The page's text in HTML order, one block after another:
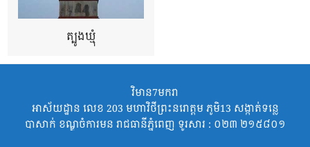
ត្បូងឃ្មុំ
វិមាន7មករា
អាស័យដ្ឋាន លេខ 203 មហាវិថីព្រះនរោត្តម ភូមិ13 សង្កាត់ទន្លេ
បាសាក់ ខណ្ឌចំការមន រាជធានីភ្នំពេញ ទូរសារ : ០២៣ ២១៥៨០១